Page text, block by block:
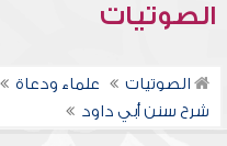
الصوتيات
الصوتيات علماء ودعاة
شرح سنن أبي داود